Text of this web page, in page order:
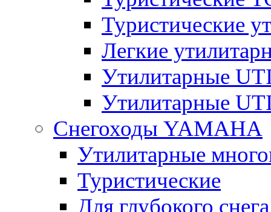
Туристические
Легкие
Утилитарные
Утилитарные
Снегоходы YAMAHA
Утилитарные
Туристические
Для глубокого снега